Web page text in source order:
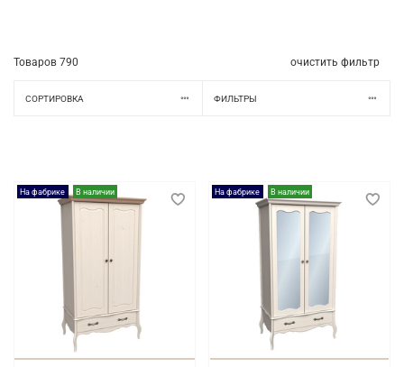
Товаров 790 очистить фильтр
СОРТИРОВКА ФИЛЬТРЫ
На фабрике В наличии На фабрике В наличии